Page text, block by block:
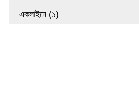
একলাইনে (১)